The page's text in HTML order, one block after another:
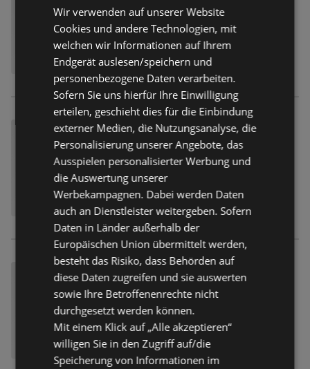
Wir verwenden auf unserer Website
Cookies und andere Technologien, mit
welchen wir Informationen auf Ihrem
Endgerät auslesen/speichern und
personenbezogene Daten verarbeiten.
Sofern Sie uns hierfür Ihre Einwilligung
erteilen, geschieht dies für die Einbindung
externer Medien, die Nutzungsanalyse, die
Personalisierung unserer Angebote, das
Ausspielen personalisierter Werbung und
die Auswertung unserer
Werbekampagnen. Dabei werden Daten
auch an Dienstleister weitergeben. Sofern
Daten in Länder außerhalb der
Europäischen Union übermittelt werden,
besteht das Risiko, dass Behörden auf
diese Daten zugreifen und sie auswerten
sowie Ihre Betroffenenrechte nicht
durchgesetzt werden können.
Mit einem Klick auf „Alle akzeptieren“
willigen Sie in den Zugriff auf/die
Speicherung von Informationen im